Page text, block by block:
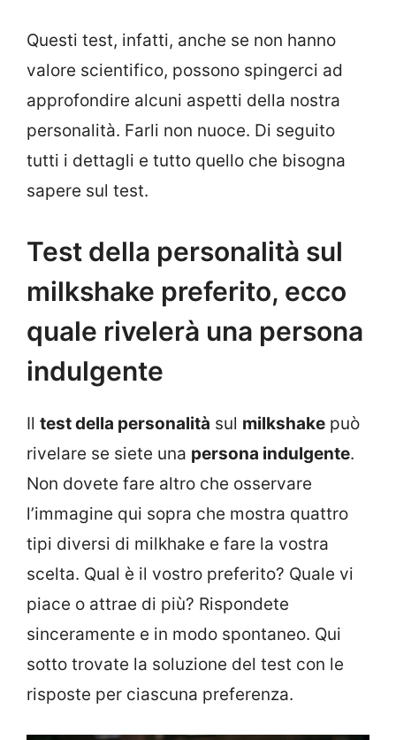
Questi test, infatti, anche se non hanno
valore scientifico, possono spingerci ad
approfondire alcuni aspetti della nostra
personalità. Farli non nuoce. Di seguito
tutti i dettagli e tutto quello che bisogna
sapere sul test.
Test della personalità sul
milkshake preferito, ecco
quale rivelerà una persona
indulgente
Il test della personalità sul milkshake può
rivelare se siete una persona indulgente.
Non dovete fare altro che osservare
l’immagine qui sopra che mostra quattro
tipi diversi di milkhake e fare la vostra
scelta. Qual è il vostro preferito? Quale vi
piace o attrae di più? Rispondete
sinceramente e in modo spontaneo. Qui
sotto trovate la soluzione del test con le
risposte per ciascuna preferenza.